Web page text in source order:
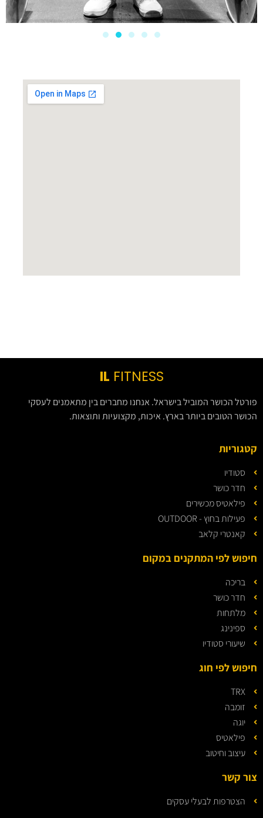
IL FITNESS
פורטל הכושר המוביל בישראל. אנחנו מחברים בין מתאמנים לעסקי
הכושר הטובים ביותר בארץ. איכות, מקצועיות ותוצאות.
קטגוריות
סטודיו
חדר כושר
פילאטיס מכשירים
פעילות בחוץ - OUTDOOR
קאנטרי קלאב
חיפוש לפי המתקנים במקום
בריכה
חדר כושר
מלתחות
ספינינג
שיעורי סטודיו
חיפוש לפי חוג
TRX
זומבה
יוגה
פילאטיס
עיצוב וחיטוב
צור קשר
הצטרפות לבעלי עסקים